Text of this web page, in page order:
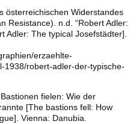
österreichischen Widerstandes
Resistance). n.d. “Robert Adler:
Adler: The typical Josefstädter].
erzaehlte-
1938/robert-adler-der-typische-
fielen: Wie der
[The bastions fell: How
Vienna: Danubia.